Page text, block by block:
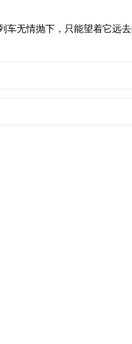
无情抛下，只能望着它远